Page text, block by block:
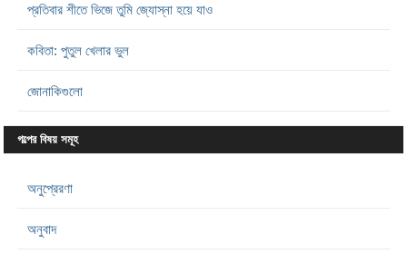
প্রতিবার শীতে ভিজে তুমি জ্যোস্না হয়ে যাও
কবিতা: পুতুল খেলার ভুল
জোনাকিগুলো
গল্পের বিষয় সমূহ
অনুপ্রেরণা
অনুবাদ